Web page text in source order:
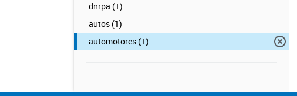
dnrpa (1)
autos (1)
automotores (1)